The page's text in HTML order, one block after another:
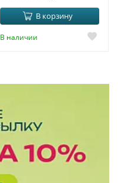
В корзину
В наличии